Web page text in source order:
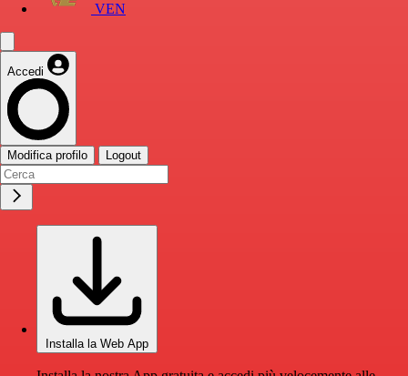
VEN
Accedi
Modifica profilo Logout
Installa la Web App